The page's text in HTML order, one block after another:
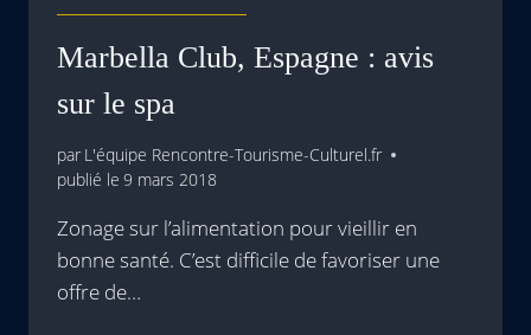
Marbella Club, Espagne : avis
sur le spa
par L'équipe Rencontre-Tourisme-Culturel.fr
publié le 9 mars 2018
Zonage sur l’alimentation pour vieillir en
bonne santé. C’est difficile de favoriser une
offre de…